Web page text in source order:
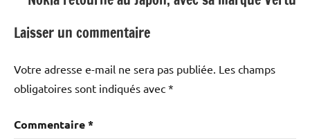
Laisser un commentaire
Votre adresse e-mail ne sera pas publiée. Les champs
obligatoires sont indiqués avec *
Commentaire*